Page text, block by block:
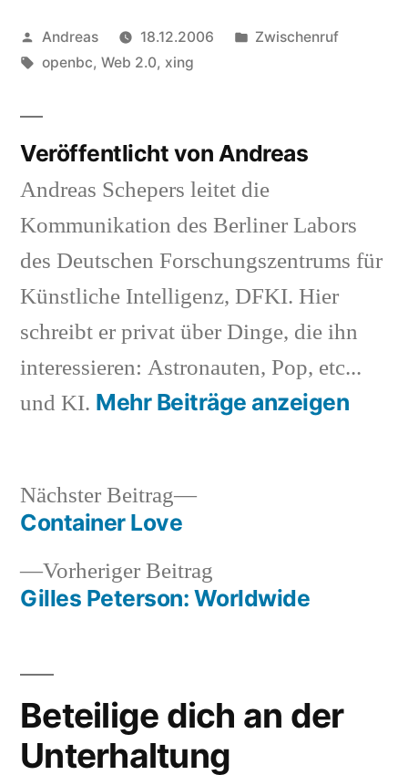
Veröffentlicht
von
Andreas 18.12.2006
Veröffentlicht
Zwischenruf
Schlagwörter:
openbc, Web 2.0, xing
Veröffentlicht von Andreas
Andreas Schepers leitet die
Kommunikation des Berliner Labors
des Deutschen Forschungszentrums für
Künstliche Intelligenz, DFKI. Hier
schreibt er privat über Dinge, die ihn
interessieren: Astronauten, Pop, etc...
und KI. Mehr Beiträge anzeigen
Beitragsnavigation
Vorheriger Beitrag
Beitrag:
Gilles Peterson: Worldwide
Nächster Beitrag
Nächster
Container Love
Beteilige dich an der
Unterhaltung